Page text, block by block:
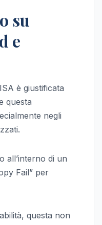
su
e
è giustificata
questa
negli
all’interno di un
Fail” per
questa non